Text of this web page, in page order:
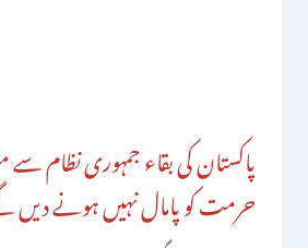
پاکستان کی بقاء جمہوری نظام
حرمت کو پامال نہیں ہونے دیں